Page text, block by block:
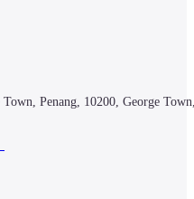
Penang, 10200, George